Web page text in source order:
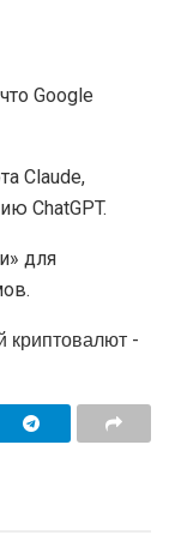
Google
Claude,
ChatGPT.
для
криптовалют -